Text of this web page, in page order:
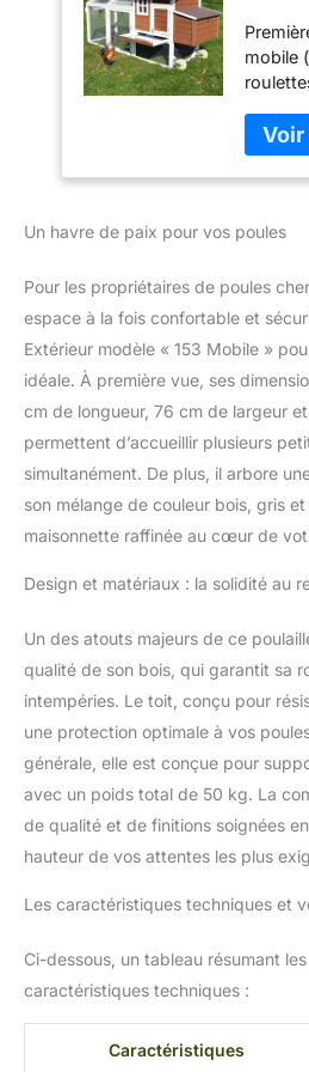
248
76 cm
mobile
pour
poules
et se
naines,
lapins,
lapins
offre à
avec
– Idéal
sur 2
pin
monté
cadre.
est le
Un havre de paix pour vos poules
Pour les propriétaires de poules
espace à la fois confortable et
Extérieur modèle « 153 Mobile »
idéale. À première vue, ses
cm de longueur, 76 cm de largeur
permettent d’accueillir plusieurs
simultanément. De plus, il arbore
son mélange de couleur bois, gris
maisonnette raffinée au cœur de
Design et matériaux : la solidité au
Un des atouts majeurs de ce
qualité de son bois, qui garantit sa
intempéries. Le toit, conçu pour
une protection optimale à vos
générale, elle est conçue pour
avec un poids total de 50 kg. La
de qualité et de finitions soignées
hauteur de vos attentes les plus
Les caractéristiques techniques et
Ci-dessous, un tableau résumant
caractéristiques techniques :
Caractéristiques